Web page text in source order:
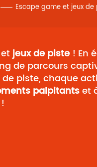
Escape game et jeux de
etjeux de piste! En
de parcours
piste, chaque
palpitantset